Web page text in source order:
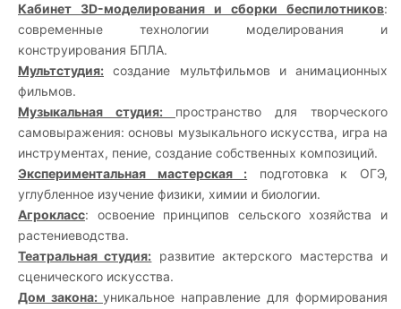
Кабинет 3D-моделирования и сборки беспилотников:
современные технологии моделирования и
Мультстудия: создание мультфильмов и анимационных
Музыкальная студия: пространство для творческого
самовыражения: основы музыкального искусства, игра на
Экспериментальная мастерская : подготовка к ОГЭ,
Агрокласс: освоение принципов сельского хозяйства и
Театральная студия: развитие актерского мастерства и
Дом закона: уникальное направление для формирования